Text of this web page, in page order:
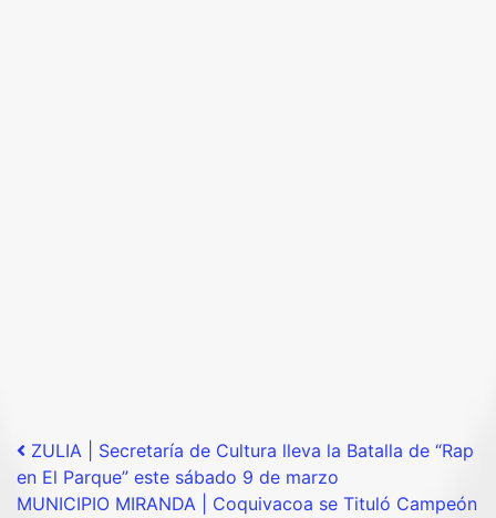
Post navigation
ZULIA | Secretaría de Cultura lleva la Batalla de “Rap
en El Parque” este sábado 9 de marzo
MUNICIPIO MIRANDA | Coquivacoa se Tituló Campeón